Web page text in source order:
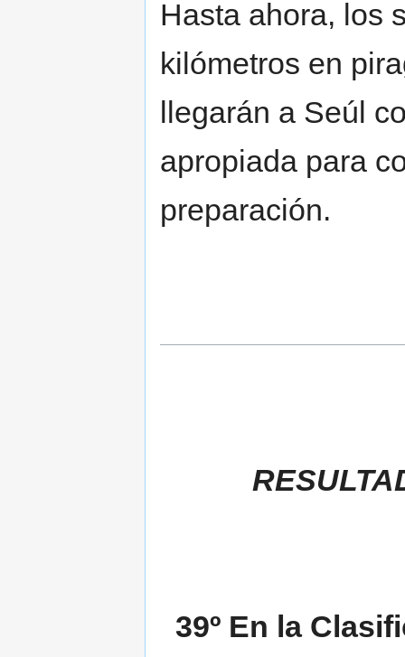
Hasta ahora, los
kilómetros en
llegarán a Seúl
apropiada para
preparación.
39º En la